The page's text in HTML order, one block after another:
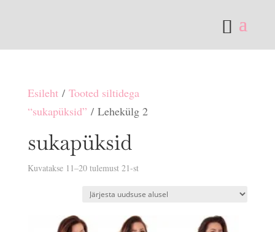
Esileht/ Tooted siltidega
“sukapüksid” / Lehekülg 2
sukapüksid
Kuvatakse 11–20 tulemust 21-stSorditud